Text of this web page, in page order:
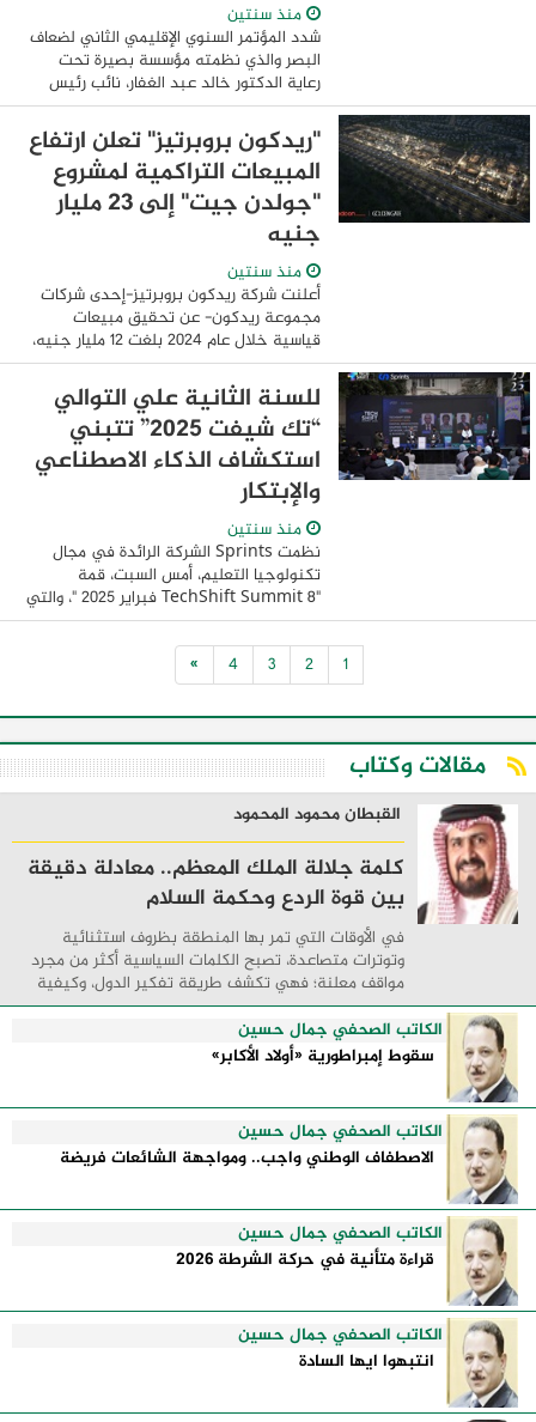
منذ سنتين
شدد المؤتمر السنوي الإقليمي الثاني لضعاف
البصر والذي نظمته مؤسسة بصيرة تحت
رعاية الدكتور خالد عبد الغفار، نائب رئيس
مجلس الوزراء للتنمية البشرية ووزير الصحة
والسكان و الدكتورة مايا مرسي وزيرة ...
"ريدكون بروبرتيز" تعلن ارتفاع
المبيعات التراكمية لمشروع
"جولدن جيت" إلى 23 مليار
جنيه
منذ سنتين
أعلنت شركة ريدكون بروبرتيز-إحدى شركات
مجموعة ريدكون- عن تحقيق مبيعات
قياسية خلال عام 2024 بلغت 12 مليار جنيه،
لترتفع المبيعات الإجمالية للمشروع إلى 23
مليار جنيه منذ طرحه عام 2022. وبذلك
حقق ...
‎للسنة الثانية علي التوالي
‎“تك شيفت 2025” تتبني
استكشاف الذكاء الاصطناعي
والإبتكار
منذ سنتين
‎نظمت Sprints الشركة الرائدة في مجال
تكنولوجيا التعليم، أمس السبت، قمة
"TechShift Summit 8 فبراير 2025 "، والتي
تعد النسخة الثانية علي التوالي بعد نجاح
النسخة الاولي العام الماضي. وذلك بالحرم ...
1
2
3
4
»
مقالات وكتاب
القبطان محمود المحمود
كلمة جلالة الملك المعظم.. معادلة دقيقة
بين قوة الردع وحكمة السلام
في الأوقات التي تمر بها المنطقة بظروف استثنائية
وتوترات متصاعدة، تصبح الكلمات السياسية أكثر من مجرد
مواقف معلنة؛ فهي تكشف طريقة تفكير الدول، وكيفية
إدارتها للأزمات، والحدود التي تفصل بين القوة ...
الكاتب الصحفي جمال حسين
سقوط إمبراطورية «أولاد الأكابر»
الكاتب الصحفي جمال حسين
الاصطفاف الوطني واجب.. ومواجهة الشائعات فريضة
الكاتب الصحفي جمال حسين
قراءة متأنية في حركة الشرطة 2026
الكاتب الصحفي جمال حسين
انتبهوا ايها السادة